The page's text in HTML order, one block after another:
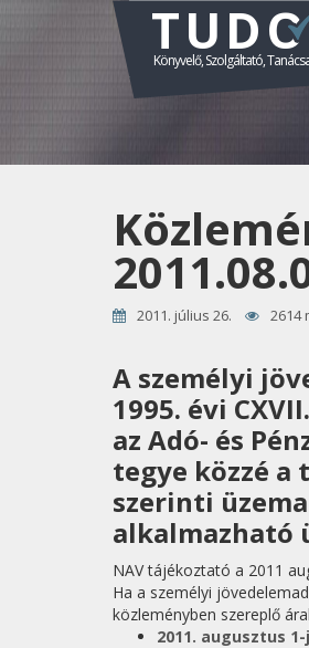
Könyvelő, Szolgáltató,
2011. július 26. 2614
A személyi
1995. évi
az Adó- és
tegye közzé a
szerinti
alkalmazható
NAV tájékoztató a 2011
Ha a személyi
közleményben szereplő
2011. augusztus